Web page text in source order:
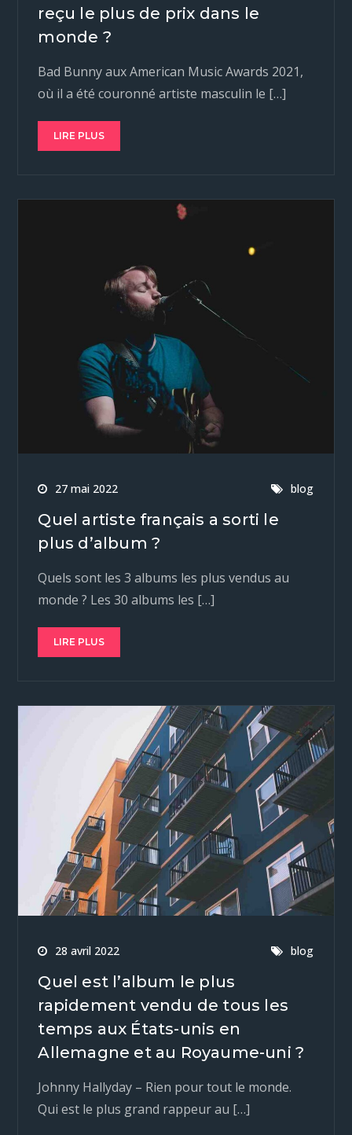
reçu le plus de prix dans le
monde ?
Bad Bunny aux American Music Awards 2021,
où il a été couronné artiste masculin le […]
LIRE PLUS
27 mai 2022 blog
Quel artiste français a sorti le
plus d’album ?
Quels sont les 3 albums les plus vendus au
monde ? Les 30 albums les […]
LIRE PLUS
28 avril 2022 blog
Quel est l’album le plus
rapidement vendu de tous les
temps aux États-unis en
Allemagne et au Royaume-uni ?
Johnny Hallyday – Rien pour tout le monde.
Qui est le plus grand rappeur au […]